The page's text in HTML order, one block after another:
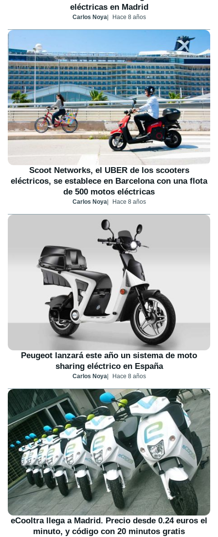
eléctricas en Madrid
Carlos Noya Hace 8 años
Scoot Networks, el UBER de los scooters
eléctricos, se establece en Barcelona con una flota
de 500 motos eléctricas
Carlos Noya Hace 8 años
Peugeot lanzará este año un sistema de moto
sharing eléctrico en España
Carlos Noya Hace 8 años
eCooltra llega a Madrid. Precio desde 0.24 euros el
minuto, y código con 20 minutos gratis